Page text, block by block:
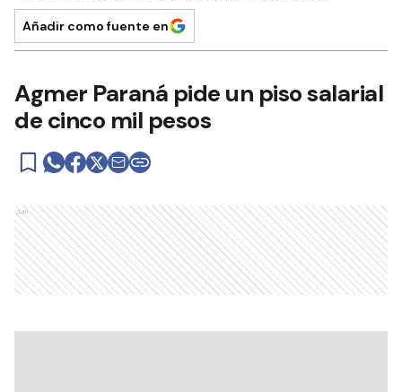
Añadir como fuente en
Agmer Paraná pide un piso salarial
de cinco mil pesos
Ads